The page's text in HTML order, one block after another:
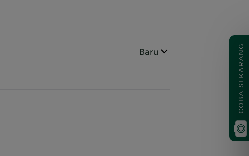
Urutkan berdasarkan
Baru COBA SEKARANG